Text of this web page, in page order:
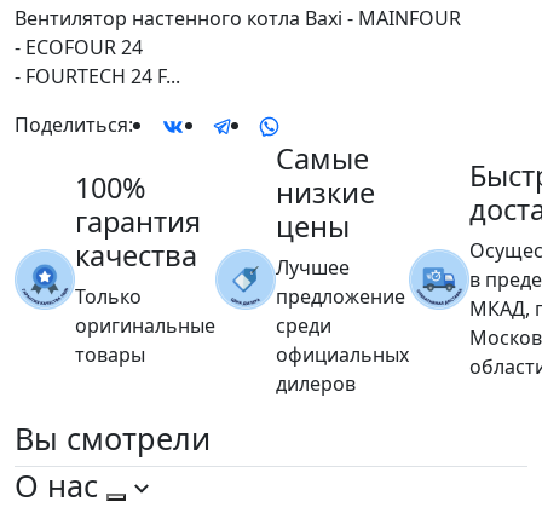
Вентилятор настенного котла Baxi - MAINFOUR
- ECOFOUR 24
- FOURTECH 24 F...
Поделиться:
100%
гарантия
качества
Только
оригинальные
товары
Самые
низкие
цены
Лучшее
предложение
среди
официальных
дилеров
в
МКАД,
Вы смотрели
О нас